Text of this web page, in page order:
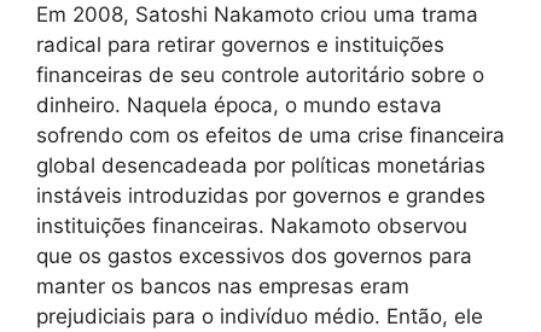
Em 2008, Satoshi Nakamoto criou uma trama
radical para retirar governos e instituições
financeiras de seu controle autoritário sobre o
dinheiro. Naquela época, o mundo estava
sofrendo com os efeitos de uma crise financeira
global desencadeada por políticas monetárias
instáveis introduzidas por governos e grandes
instituições financeiras. Nakamoto observou
que os gastos excessivos dos governos para
manter os bancos nas empresas eram
prejudiciais para o indivíduo médio. Então, ele